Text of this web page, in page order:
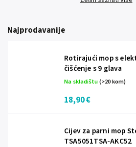
Najprodavanije
Rotirajući mop s
čišćenje s 9 glava
Na skladištu(>20 kom)
18,90 €
Cijev za parni mop
TSA5051TSA-AKC52